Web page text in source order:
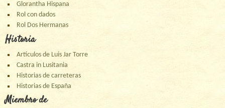
Glorantha Hispana
Rol con dados
Rol Dos Hermanas
Historia
Artículos de Luis Jar Torre
Castra in Lusitania
Historias de carreteras
Historias de España
Miembro de